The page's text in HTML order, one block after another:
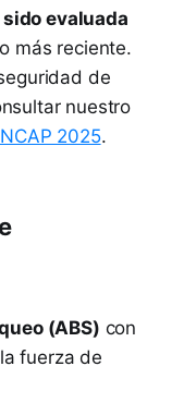
sido evaluada
más reciente.
de
nuestro
2025.
(ABS) con
fuerza de